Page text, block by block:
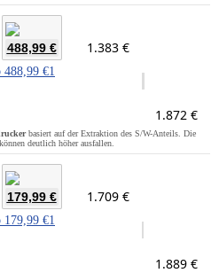
488,99 €
488,99 €1
1.383 €
1.872 €
basiert auf der Extraktion des S/W-Anteils. Die
deutlich höher ausfallen.
179,99 €
179,99 €1
1.709 €
1.889 €